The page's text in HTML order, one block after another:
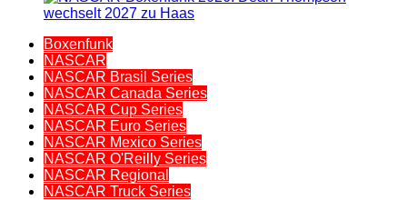
Boxenfunk
NASCAR
NASCAR Brasil Series
NASCAR Canada Series
NASCAR Cup Series
NASCAR Euro Series
NASCAR Mexico Series
NASCAR O'Reilly Series
NASCAR Regional
NASCAR Truck Series